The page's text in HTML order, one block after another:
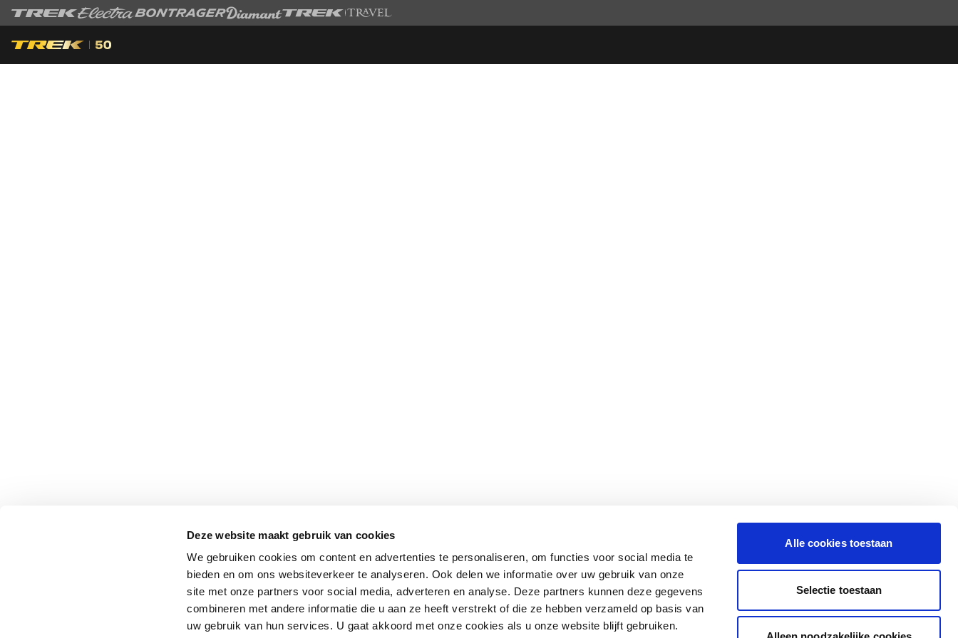
Deze website maakt gebruik van cookies
We gebruiken cookies om content en advertenties te personaliseren, om functies voor social media te
bieden en om ons websiteverkeer te analyseren. Ook delen we informatie over uw gebruik van onze
site met onze partners voor social media, adverteren en analyse. Deze partners kunnen deze gegevens
combineren met andere informatie die u aan ze heeft verstrekt of die ze hebben verzameld op basis van
uw gebruik van hun services. U gaat akkoord met onze cookies als u onze website blijft gebruiken.
Alle cookies toestaan
Selectie toestaan